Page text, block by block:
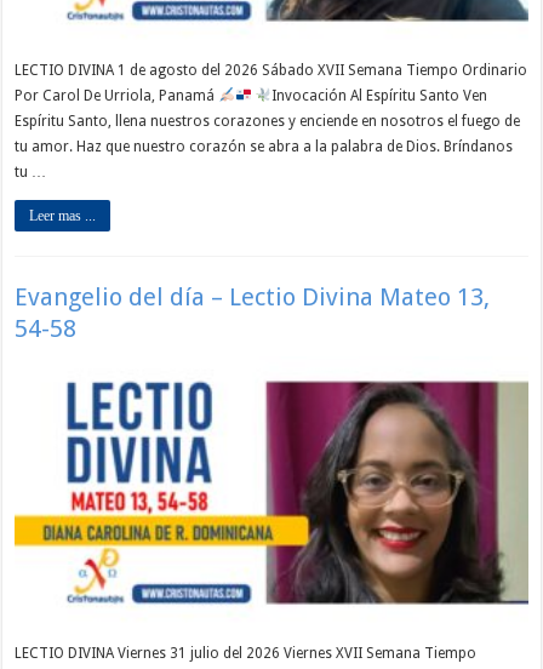
LECTIO DIVINA 1 de agosto del 2026 Sábado XVII Semana Tiempo Ordinario
Por Carol De Urriola, Panamá
Invocación Al Espíritu Santo Ven
Espíritu Santo, llena nuestros corazones y enciende en nosotros el fuego de
tu amor. Haz que nuestro corazón se abra a la palabra de Dios. Bríndanos
tu …
Leer mas ...
Evangelio del día – Lectio Divina Mateo 13,
54-58
LECTIO DIVINA Viernes 31 julio del 2026 Viernes XVII Semana Tiempo